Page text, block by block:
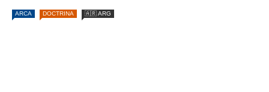
ARCA DOCTRINA 🇦🇷 ARG